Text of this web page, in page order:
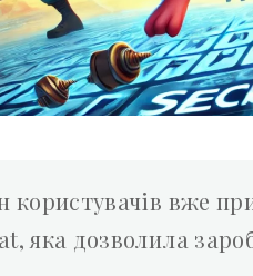
користувачів вже
яка дозволила